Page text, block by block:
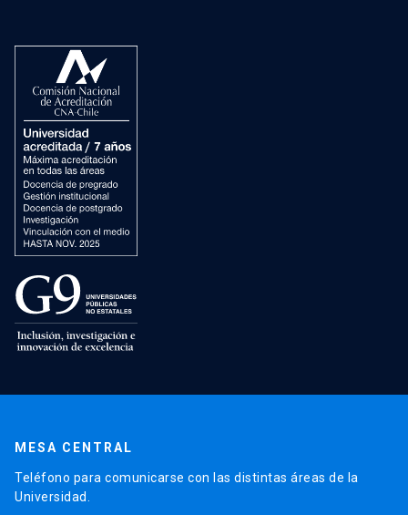
MESA CENTRAL
Teléfono para comunicarse con las distintas áreas de la
Universidad.